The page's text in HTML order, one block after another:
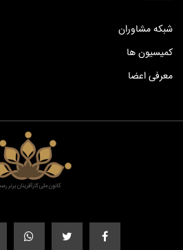
شبکه مشاوران
کمیسیون ها
معرفی اعضا